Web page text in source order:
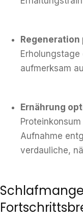
aufmerksam
Ernährung
Aufnahme
verdauliche,